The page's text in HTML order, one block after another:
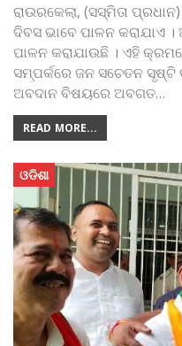
ରାଉରକେଲା, (ସସ୍ମିତା
ଦିବସ ଭାବେ ପାଳନ କରାଯାଏ
ପାଳନ କରାଯାଉଛି । ଏହି
ସମ୍ପର୍କରେ ଜନ ସଚେତନ ସୃଷ୍ଟି
ଅବଦାନ ବିଷୟରେ ଅବଗତ…
READ MORE...
ଓଡିଶା